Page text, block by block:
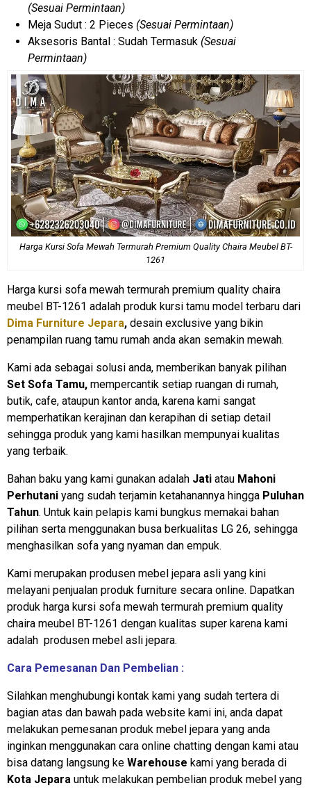
(Sesuai Permintaan)
Meja Sudut : 2 Pieces (Sesuai Permintaan)
Aksesoris Bantal : Sudah Termasuk (Sesuai
Permintaan)
Harga Kursi Sofa Mewah Termurah Premium Quality Chaira Meubel BT-
1261
Harga kursi sofa mewah termurah premium quality chaira
meubel BT-1261 adalah produk kursi tamu model terbaru dari
Dima Furniture Jepara, desain exclusive yang bikin
penampilan ruang tamu rumah anda akan semakin mewah.
Kami ada sebagai solusi anda, memberikan banyak pilihan
Set Sofa Tamu, mempercantik setiap ruangan di rumah,
butik, cafe, ataupun kantor anda, karena kami sangat
memperhatikan kerajinan dan kerapihan di setiap detail
sehingga produk yang kami hasilkan mempunyai kualitas
yang terbaik.
Bahan baku yang kami gunakan adalah Jati atau Mahoni
Perhutani yang sudah terjamin ketahanannya hingga Puluhan
Tahun. Untuk kain pelapis kami bungkus memakai bahan
pilihan serta menggunakan busa berkualitas LG 26, sehingga
menghasilkan sofa yang nyaman dan empuk.
Kami merupakan produsen mebel jepara asli yang kini
melayani penjualan produk furniture secara online. Dapatkan
produk harga kursi sofa mewah termurah premium quality
chaira meubel BT-1261 dengan kualitas super karena kami
adalah produsen mebel asli jepara.
Cara Pemesanan Dan Pembelian :
Silahkan menghubungi kontak kami yang sudah tertera di
bagian atas dan bawah pada website kami ini, anda dapat
melakukan pemesanan produk mebel jepara yang anda
inginkan menggunakan cara online chatting dengan kami atau
bisa datang langsung ke Warehouse kami yang berada di
Kota Jepara untuk melakukan pembelian produk mebel yang